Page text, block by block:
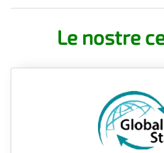
Le nostre